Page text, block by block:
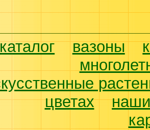
каталог вазоны
цветах